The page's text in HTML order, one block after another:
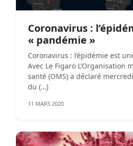
Coronavirus :
« pandémie »
Coronavirus : l’épidémie est
Avec Le Figaro L’Organisation
santé (OMS) a déclaré
du (…)
11 MARS 2020